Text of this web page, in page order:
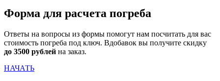
Форма для расчета погреба
Ответы на вопросы из формы помогут нам посчитать для вас
стоимость погреба под ключ. Вдобавок вы получите скидку
до 3500 рублей на заказ.
НАЧАТЬ